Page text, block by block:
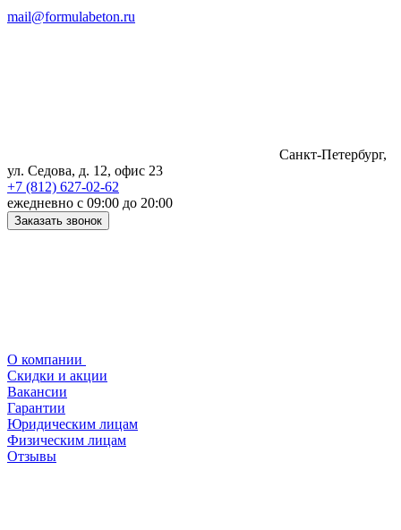
mail@formulabeton.ru
Санкт-Петербург,
ул. Седова, д. 12, офис 23
+7 (812) 627-02-62
ежедневно с 09:00 до 20:00
Заказать звонок
О компании
Скидки и акции
Вакансии
Гарантии
Юридическим лицам
Физическим лицам
Отзывы